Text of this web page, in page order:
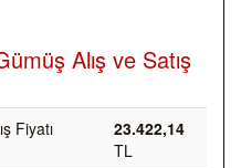
Alış ve Satış
Fiyatı
23.422,14
TL